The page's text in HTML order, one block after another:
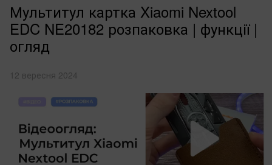
Мультитул картка Xiaomi Nextool
EDC NE20182 розпаковка | функції |
огляд
12 вересня 2024